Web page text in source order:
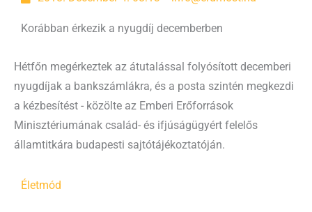
Korábban érkezik a nyugdíj decemberben
Hétfőn megérkeztek az átutalással folyósított decemberi
nyugdíjak a bankszámlákra, és a posta szintén megkezdi
a kézbesítést - közölte az Emberi Erőforrások
Minisztériumának család- és ifjúságügyért felelős
államtitkára budapesti sajtótájékoztatóján.
Életmód